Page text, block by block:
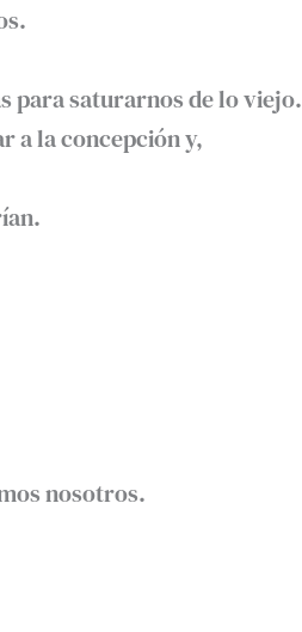
para saturarnos de lo viejo.
a la concepción y,
nosotros.